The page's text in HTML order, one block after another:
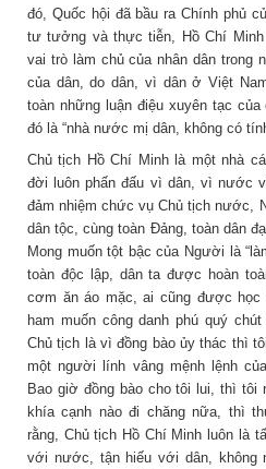
đó, Quốc hội đã bầu ra Chính phủ
tư tưởng và thực tiễn, Hồ Chí
vai trò làm chủ của nhân dân trong
của dân, do dân, vì dân ở Việt
toàn những luận điệu xuyên tạc
đó là “nhà nước mị dân, không có
Chủ tịch Hồ Chí Minh là một nhà
đời luôn phấn đấu vì dân, vì nước
đảm nhiệm chức vụ Chủ tịch nước,
dân tộc, cùng toàn Đảng, toàn dân
Mong muốn tột bậc của Người là
toàn độc lập, dân ta được hoàn
cơm ăn áo mặc, ai cũng được học
ham muốn công danh phú quý
Chủ tịch là vì đồng bào ủy thác thì
một người lính vâng mệnh lệnh
Bao giờ đồng bào cho tôi lui, thì tôi
khía cạnh nào đi chăng nữa, thì
rằng, Chủ tịch Hồ Chí Minh luôn là
với nước, tận hiếu với dân, không